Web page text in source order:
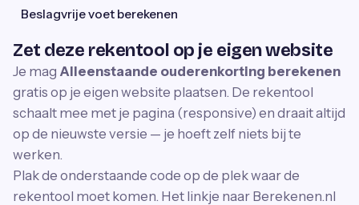
Beslagvrije voet berekenen
Zet deze rekentool op je eigen website
Je mag Alleenstaande ouderenkorting berekenen
gratis op je eigen website plaatsen. De rekentool
schaalt mee met je pagina (responsive) en draait altijd
op de nieuwste versie — je hoeft zelf niets bij te
werken.
Plak de onderstaande code op de plek waar de
rekentool moet komen. Het linkje naar Berekenen.nl